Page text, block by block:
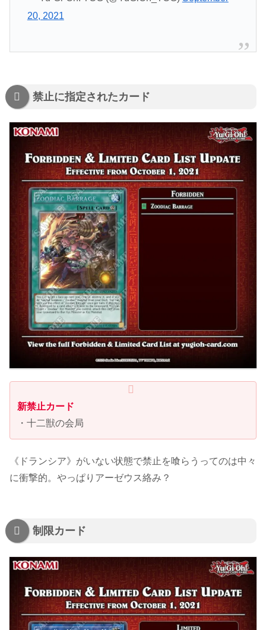
20, 2021
禁止に指定されたカード
新禁止カード
・十二獣の会局
《ドランシア》がいない状態で禁止を喰らうってのは中々
に衝撃的。やっぱりアーゼウス絡み？
制限カード